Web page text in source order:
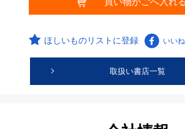
ほしいものリストに登録 いいね
取扱い書店一覧